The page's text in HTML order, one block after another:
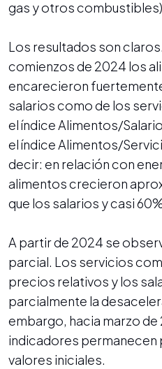
gas y otros
Los resultados son
comienzos de 2024 los
encarecieron
salarios como de los
el índice Alimentos/
el índice Alimentos/
decir: en relación con
alimentos crecieron
que los salarios y casi
A partir de 2024 se
parcial. Los servicios
precios relativos y los
parcialmente la
embargo, hacia marzo
indicadores permanecen
valores iniciales.